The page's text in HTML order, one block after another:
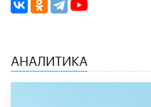
АНАЛИТИКА